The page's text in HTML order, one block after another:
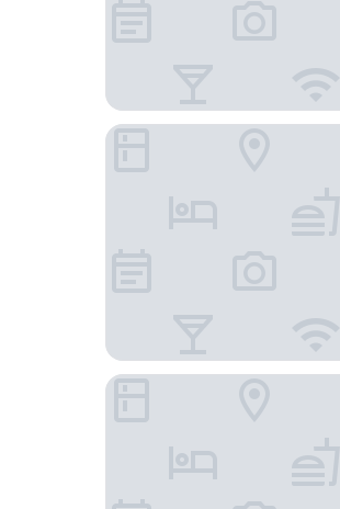
Urban Elephant The Rose
Canopy By Hilton Cape Town